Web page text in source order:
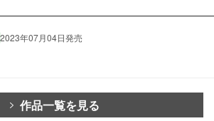
2023年07月04日発売
作品一覧を見る